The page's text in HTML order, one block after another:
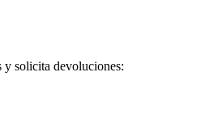
y solicita devoluciones: